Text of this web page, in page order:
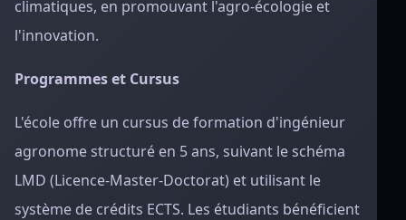
climatiques, en promouvant l'agro-écologie et
l'innovation.
Programmes et Cursus
L'école offre un cursus de formation d'ingénieur
agronome structuré en 5 ans, suivant le schéma
LMD (Licence-Master-Doctorat) et utilisant le
système de crédits ECTS. Les étudiants bénéficient